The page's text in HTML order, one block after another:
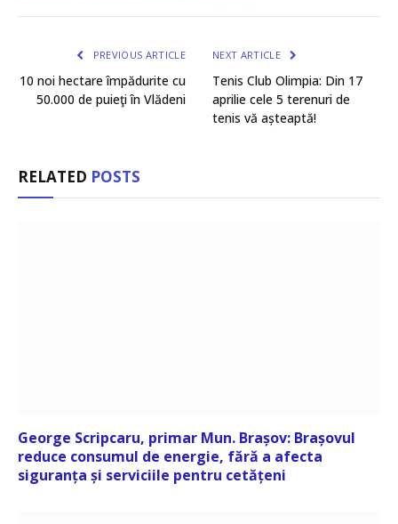
PREVIOUS ARTICLE
10 noi hectare împădurite cu
50.000 de puieţi în Vlădeni
NEXT ARTICLE
Tenis Club Olimpia: Din 17
aprilie cele 5 terenuri de
tenis vă așteaptă!
RELATED POSTS
George Scripcaru, primar Mun. Brașov: Brașovul
reduce consumul de energie, fără a afecta
siguranța și serviciile pentru cetățeni